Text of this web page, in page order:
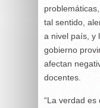
tal sentido,
a nivel país, y
gobierno
afectan
docentes.
“La verdad es